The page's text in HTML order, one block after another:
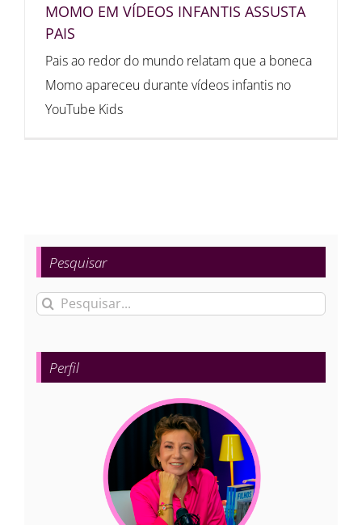
MOMO EM VÍDEOS INFANTIS ASSUSTA
PAIS
Pais ao redor do mundo relatam que a boneca
Momo apareceu durante vídeos infantis no
YouTube Kids
Pesquisar
Buscar
para:
Perfil